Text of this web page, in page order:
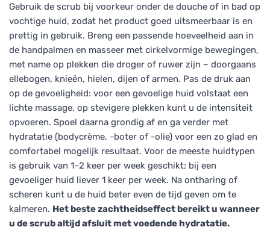
Gebruik de scrub bij voorkeur onder de douche of in bad op
vochtige huid, zodat het product goed uitsmeerbaar is en
prettig in gebruik. Breng een passende hoeveelheid aan in
de handpalmen en masseer met cirkelvormige bewegingen,
met name op plekken die droger of ruwer zijn – doorgaans
ellebogen, knieën, hielen, dijen of armen. Pas de druk aan
op de gevoeligheid: voor een gevoelige huid volstaat een
lichte massage, op stevigere plekken kunt u de intensiteit
opvoeren. Spoel daarna grondig af en ga verder met
hydratatie (bodycrème, -boter of -olie) voor een zo glad en
comfortabel mogelijk resultaat. Voor de meeste huidtypen
is gebruik van 1–2 keer per week geschikt; bij een
gevoeliger huid liever 1 keer per week. Na ontharing of
scheren kunt u de huid beter even de tijd geven om te
kalmeren. Het beste zachtheidseffect bereikt u wanneer
u de scrub altijd afsluit met voedende hydratatie.